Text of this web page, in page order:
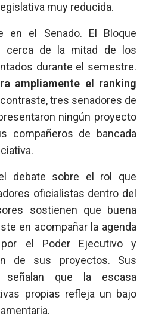
muy reducida.
en el Senado. El Bloque
cerca de la mitad de los
durante el semestre.
ampliamente el ranking
contraste, tres senadores de
ningún proyecto
compañeros de bancada
debate sobre el rol que
oficialistas dentro del
sostienen que buena
en acompañar la agenda
por el Poder Ejecutivo y
de sus proyectos. Sus
señalan que la escasa
propias refleja un bajo